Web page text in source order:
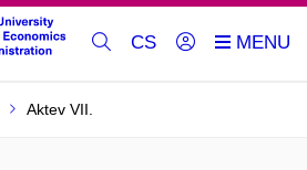
CS
Aktev VII.